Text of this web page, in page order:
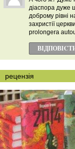
діаспора дуже
доброму рівні
захристії
prolongera
рецензія